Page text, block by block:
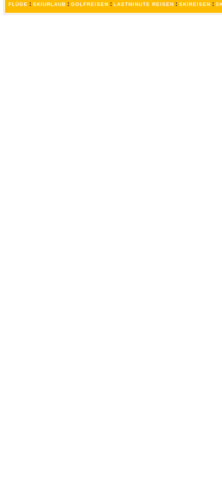
FLÜGE : SKIURLAUB : GOLFREISEN : LASTMINUTE REISEN : SKIREISEN :